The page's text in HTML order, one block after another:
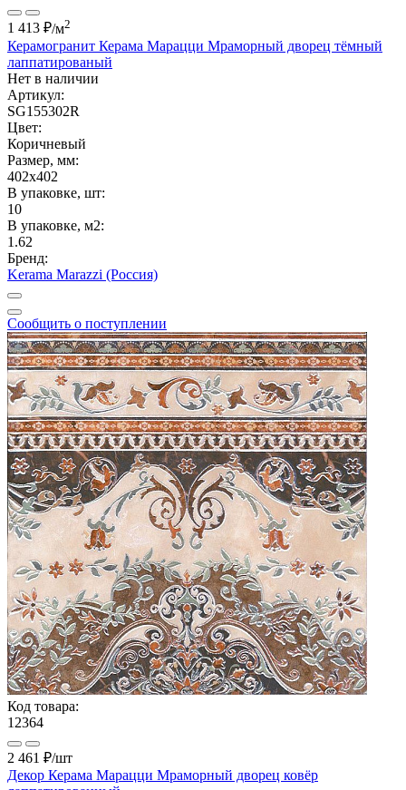
1 413 ₽/м2
Керамогранит Керама Марацци Мраморный дворец тёмный
лаппатированый
Нет в наличии
Артикул:
SG155302R
Цвет:
Коричневый
Размер, мм:
402x402
В упаковке, шт:
10
В упаковке, м2:
1.62
Бренд:
Kerama Marazzi (Россия)
Сообщить о поступлении
Код товара:
12364
2 461 ₽/шт
Декор Керама Марацци Мраморный дворец ковёр